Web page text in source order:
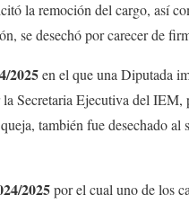
la remoción del cargo, así
se desechó por carecer de
2025en el que una Diputada
Secretaria Ejecutiva del IEM,
también fue desechado al
2025por el cual uno de los